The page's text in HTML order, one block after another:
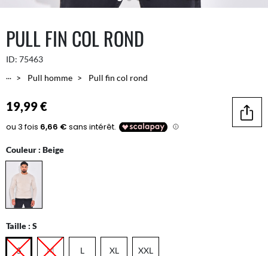
PULL FIN COL ROND
ID: 75463
...
Pull homme Pull fin col rond
19,99 €
Couleur : Beige
Taille : S
S M L XL XXL